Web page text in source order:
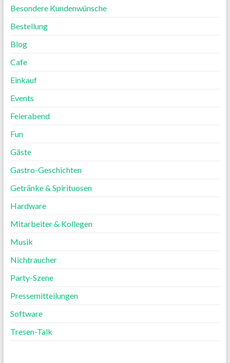
Besondere Kundenwünsche
Bestellung
Blog
Cafe
Einkauf
Events
Feierabend
Fun
Gäste
Gastro-Geschichten
Getränke & Spirituosen
Hardware
Mitarbeiter & Kollegen
Musik
Nichtraucher
Party-Szene
Pressemitteilungen
Software
Tresen-Talk